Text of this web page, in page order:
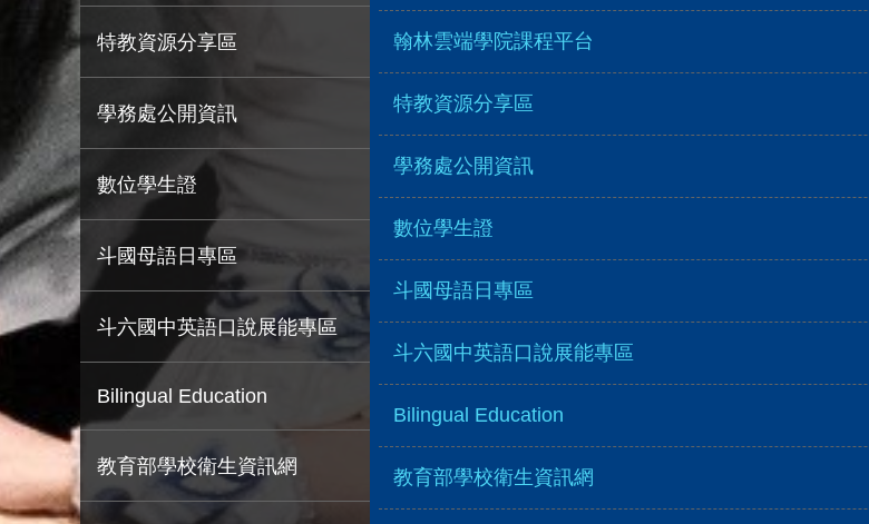
特教資源分享區
學務處公開資訊
數位學生證
斗國母語日專區
斗六國中英語口說展能專區
Bilingual Education
教育部學校衛生資訊網
翰林雲端學院課程平台
特教資源分享區
學務處公開資訊
數位學生證
斗國母語日專區
斗六國中英語口說展能專區
Bilingual Education
教育部學校衛生資訊網